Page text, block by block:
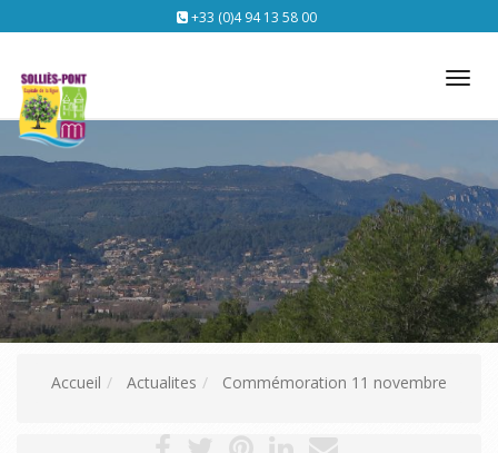
+33 (0)4 94 13 58 00
Accueil Actualites Commémoration 11 novembre